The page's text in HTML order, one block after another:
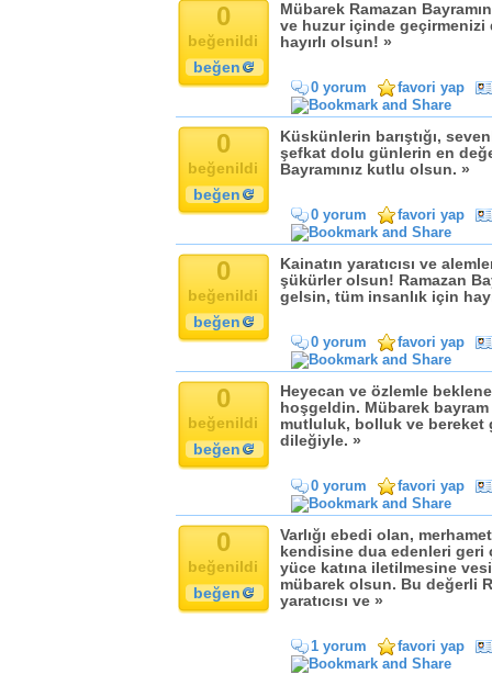
0
beğenildi
beğen
Mübarek Ramazan
ve huzur içinde geçirmenizi
hayırlı olsun! »
0 yorum favori yap
0
beğenildi
beğen
Küskünlerin barıştığı,
şefkat dolu günlerin en
Bayramınız kutlu olsun. »
0 yorum favori yap
0
beğenildi
beğen
Kainatın yaratıcısı ve
şükürler olsun! Ramazan
gelsin, tüm insanlık için
0 yorum favori yap
0
beğenildi
beğen
Heyecan ve özlemle
hoşgeldin. Mübarek
mutluluk, bolluk ve bereket
dileğiyle. »
0 yorum favori yap
0
beğenildi
beğen
Varlığı ebedi olan,
kendisine dua edenleri geri
yüce katına iletilmesine
mübarek olsun. Bu değerli
yaratıcısı ve »
1 yorum favori yap